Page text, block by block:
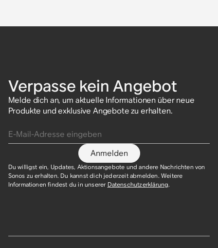
Verpasse kein Angebot
Melde dich an, um aktuelle Informationen über neue
Produkte und exklusive Angebote zu erhalten.
Anmelden
Du willigst ein, Updates, Aktionsangebote und andere Nachrichten von
Sonos zu erhalten. Du kannst dich jederzeit abmelden. Weitere
Informationen findest du in unserer Datenschutzerklärung.​